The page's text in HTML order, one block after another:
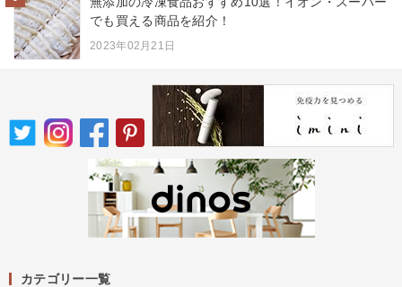
でも買える商品を紹介！
2023年02月21日
カテゴリー一覧